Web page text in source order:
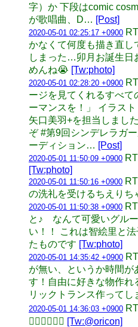
字）か 下段はcomic
が歌唱曲、D… [Post]
2020-05-01 02:25:17 +0900
かなくて何度も描き直し
しまった…卯月お誕生日
めんね😭 [Tw:photo]
2020-05-01 02:28:20 +0900
ージを見てくれるすべて
ーマンスを！」 イラスト
矢口美羽+を担当しま
ぞ #第9回シンデレラガ
ーディション… [Post]
2020-05-01 11:50:09 +0900
[Tw:photo]
2020-05-01 11:50:16 +0900
の洗礼を受けるちえりち
2020-05-01 11:50:38 +0900
と♪ なんて可愛いグル
い！！ これは智絵里と
たものです [Tw:photo]
2020-05-01 14:35:42 +0900
が無い、というか時間が
す！自由に好きな物作れ
リックトランス作ってし
2020-05-01 14:36:03 +0900
🙇‍♀️🙇‍♀️🙇‍♀️ [Tw:@oricon]